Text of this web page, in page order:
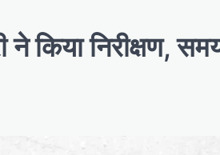
ने किया निरीक्षण,